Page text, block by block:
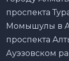
проспекта
Момышулы в
проспекта
Ауэзовском